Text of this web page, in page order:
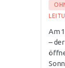
Am
–